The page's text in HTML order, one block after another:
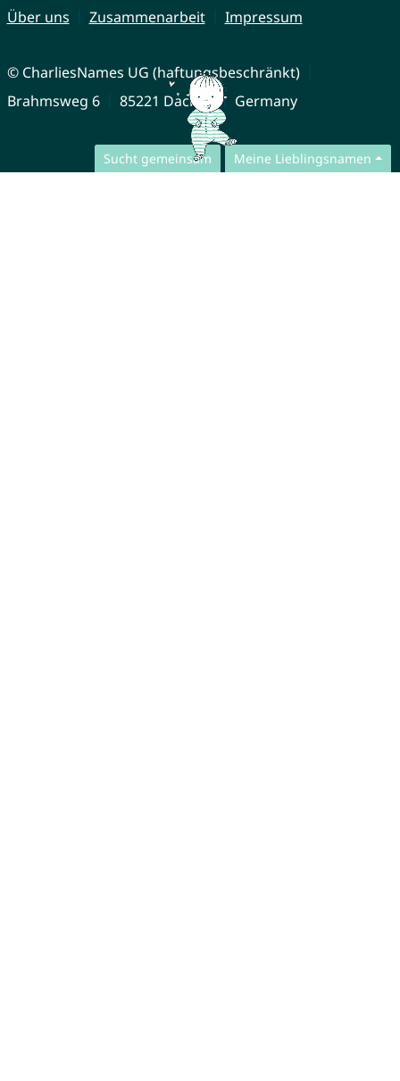
Sucht gemeinsam Meine Lieblingsnamen
Über uns
Zusammenarbeit Impressum
© CharliesNames UG (haftungsbeschränkt)
Brahmsweg 6
85221 Dachau Germany